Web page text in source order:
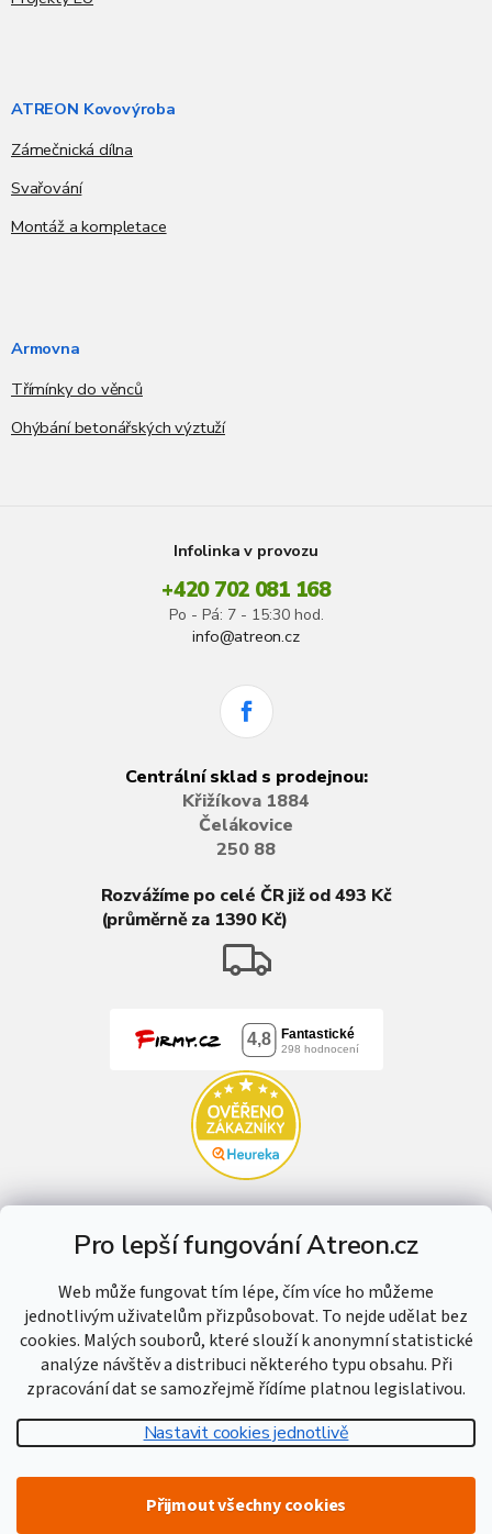
Pro lepší fungování Atreon.cz
Web může fungovat tím lépe, čím více ho můžeme
jednotlivým uživatelům přizpůsobovat. To nejde udělat bez
cookies. Malých souborů, které slouží k anonymní statistické
analýze návštěv a distribuci některého typu obsahu. Při
zpracování dat se samozřejmě řídíme platnou legislativou.
Nastavit cookies jednotlivě
Přijmout všechny cookies
ATREON Kovovýroba
Zámečnická dílna
Svařování
Montáž a kompletace
Armovna
Třímínky do věnců
Ohýbání betonářských výztuží
Infolinka v provozu
+420 702 081 168
Po - Pá: 7 - 15:30 hod.
info@atreon.cz
Centrální sklad s prodejnou:
Křižíkova 1884
Čelákovice
250 88
Rozvážíme po celé ČR již od 493 Kč
(průměrně za 1390 Kč)
Vytvořil Shoptet
Atreon - Hutní materiál. Všechna práva vyhrazena.